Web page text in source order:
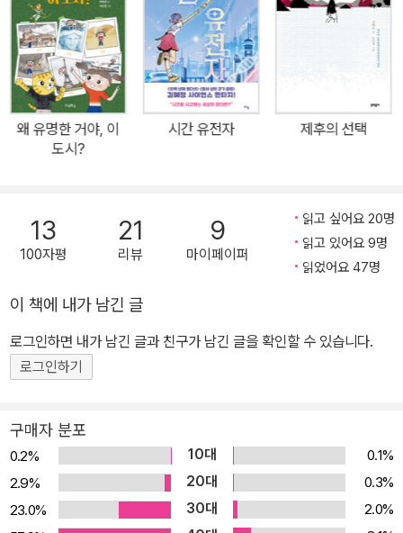
글쓰기가 싫은 날을 위한 Pass 스티커와 꾸밈 스티커가 들어 있어요.
책 소개 1. 일기 고민 끝! 365일 날마다 쓸 수 있는 글쓰기 소재가 가
득해요. 일기 쓰기는 초등학생 어린이와 학부모의 최대 고민거리 중
하나입니다. 대부분 어린이들에게 일기 쓰기는 너무도 힘들고 피하고
만 싶은 숙제지요. 도대체 일기는 어떻게 써야 할까요? 날마다 특별
한 사건을 겪으며 살아가는 것도 아닌데, 일기에 무엇을 적어야 할까
치, 감정, 날씨, 계절, 요리, 영화, 동물, 미래, 괴담, 전쟁, 성장, 예술,
책……. 페이지를 넘길 때마다 그날그날에 맞는 참신하고 유쾌한, 때
로는 진지하고 생각할 여지를 주는 다양한 글쓰기 소재들이 나오지
답답한 마음이 싹 사라질 거예요. 그야말로 ‘일기 쓰기 싫어’ 병에 걸
린 어린이들에게 최고의 처방전을 제시할 것입니다. 2. 날마다 색다
르고 참신한 소재와 형식의 글감을 제시하여 글쓰기가 쉽고 즐거워져
비슷비슷한 내용이라면 곤란하겠지요. 동화 작가 채인선 선생님의 처
방은 여느 일기 쓰기 가이드북과 확실히 다릅니다. 《아름다운 가치 사
전》, 《나의 첫 국어사전》처럼 어려운 개념을 쉽게 풀어 설명하는 책,
《악어 우리나》, 《내 짝꿍 최영대》처럼 웃음과 감동이 넘치는 이야기
책 등을 두루 쓴 작가답게, 날마다 제시하는 글쓰기 소재와 형식이 지
왜 유명한 거야, 이
도시?
시간 유전자 제후의 선택
13
100자평
21
리뷰
9
마이페이퍼
읽고 싶어요 20명
읽고 있어요 9명
읽었어요 47명
이 책에 내가 남긴 글
로그인하면 내가 남긴 글과 친구가 남긴 글을 확인할 수 있습니다.
로그인하기
구매자 분포
0.2% 10대
0.1%
2.9%
20대
0.3%
23.0%
30대
2.0%